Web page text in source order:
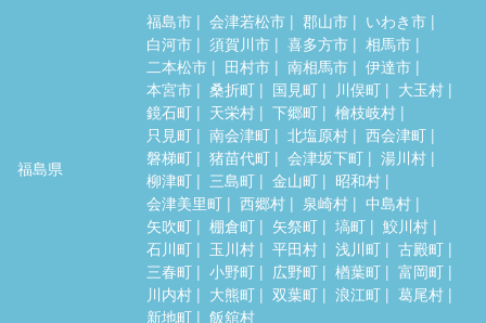
福島県
福島市 会津若松市 郡山市
いわき市
白河市
須賀川市 喜多方市
相馬市
二本松市
田村市 南相馬市
伊達市
本宮市
桑折町 国見町 川俣町
大玉村
鏡石町
天栄村 下郷町
檜枝岐村
只見町
南会津町 北塩原村
西会津町
磐梯町
猪苗代町 会津坂下町
湯川村
柳津町
三島町 金山町
昭和村
会津美里町
西郷村 泉崎村
中島村
矢吹町
棚倉町 矢祭町 塙町
鮫川村
石川町
玉川村 平田村 浅川町
古殿町
三春町
小野町 広野町 楢葉町
富岡町
川内村
大熊町 双葉町 浪江町
葛尾村
新地町
飯舘村